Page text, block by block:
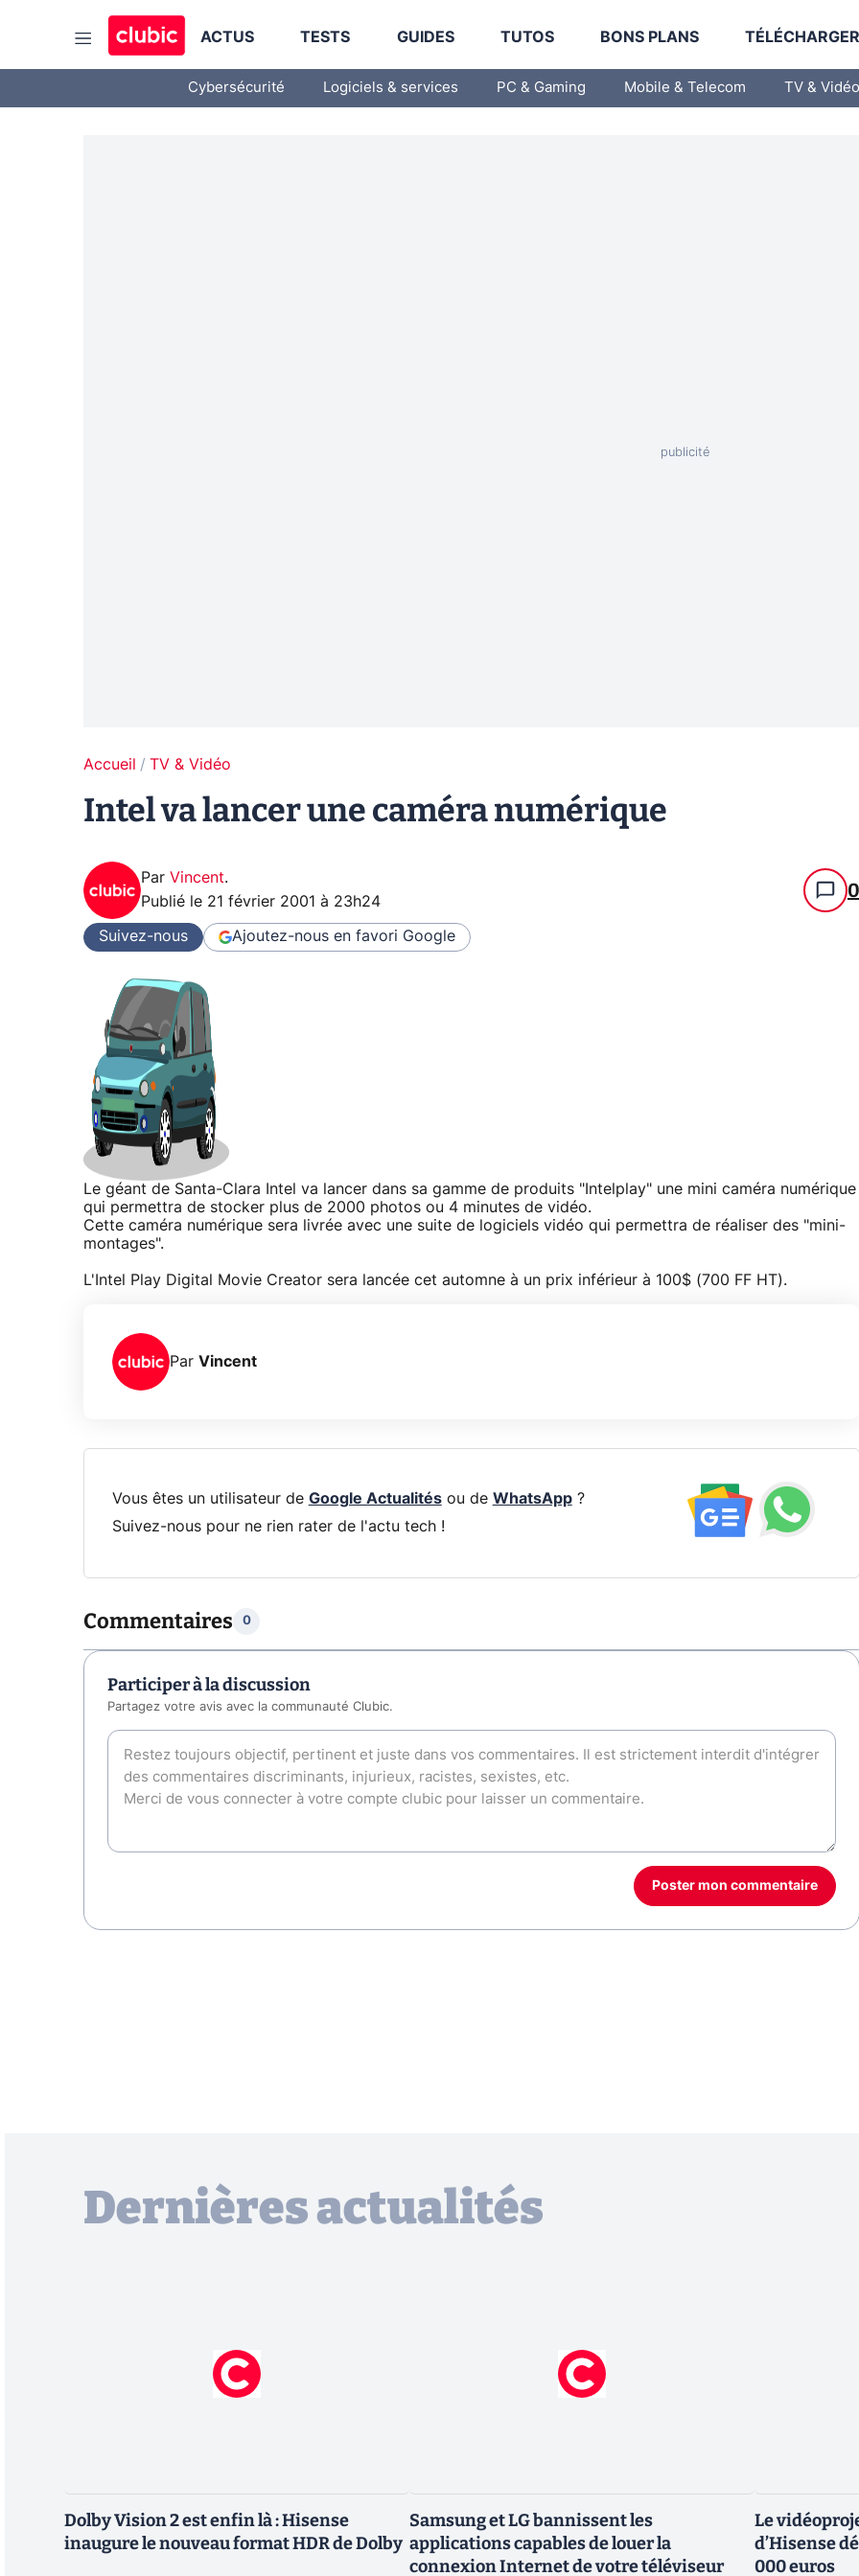
ACTUS TESTS GUIDES TUTOS BONS PLANS
Cybersécurité Logiciels & services PC & Gaming Mobile & Telecom TV & Vidéo
Accueil TV & Vidéo
Intel va lancer une caméra numérique
Par Vincent.
Publié le 21 février 2001 à 23h24 0
Suivez-nous Ajoutez-nous en favori Google
Le géant de Santa-Clara Intel va lancer dans sa gamme de produits "Intelplay" une mini caméra numérique
qui permettra de stocker plus de 2000 photos ou 4 minutes de vidéo.
Cette caméra numérique sera livrée avec une suite de logiciels vidéo qui permettra de réaliser des "mini-
montages".
L'Intel Play Digital Movie Creator sera lancée cet automne à un prix inférieur à 100$ (700 FF HT).
Par Vincent
Vous êtes un utilisateur de Google Actualitésou de WhatsApp?
Suivez-nous pour ne rien rater de l'actu tech !
Commentaires 0
Participer à la discussion
Partagez votre avis avec la communauté Clubic.
Poster mon commentaire
Dernières actualités
Dolby Vision 2 est enfin là : Hisense
inaugure le nouveau format HDR de Dolby
Samsung et LG bannissent les
applications capables de louer la
connexion Internet de votre téléviseur
Le
d’Hisense
000 euros